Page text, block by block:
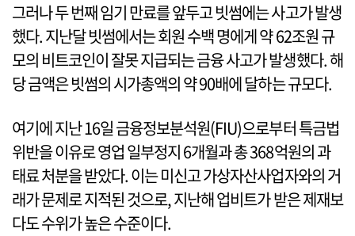
그러나 두 번째 임기 만료를 앞두고 빗썸에는 사고가 발생
했다. 지난달 빗썸에서는 회원 수백 명에게 약 62조원 규
모의 비트코인이 잘못 지급되는 금융 사고가 발생했다. 해
당 금액은 빗썸의 시가총액의 약 90배에 달하는 규모다.
여기에 지난 16일 금융정보분석원(FIU)으로부터 특금법
위반을 이유로 영업 일부정지 6개월과 총 368억원의 과
태료 처분을 받았다. 이는 미신고 가상자산사업자와의 거
래가 문제로 지적된 것으로, 지난해 업비트가 받은 제재보
다도 수위가 높은 수준이다.